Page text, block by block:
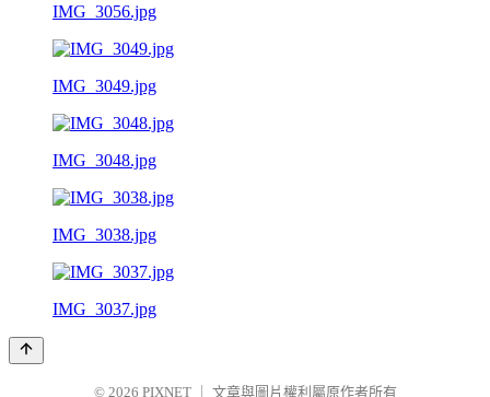
IMG_3056.jpg
IMG_3049.jpg
IMG_3048.jpg
IMG_3038.jpg
IMG_3037.jpg
© 2026 PIXNET 文章與圖片權利屬原作者所有